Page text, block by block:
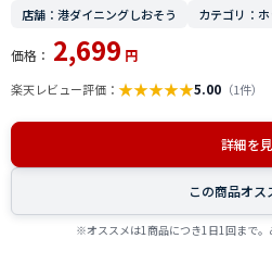
店舗：港ダイニングしおそう カテゴリ：
価格： 2,699 円
楽天レビュー評価： ★★★★★5.00 （1件）
詳細を
この商品オス
※オススメは1商品につき1日1回まで